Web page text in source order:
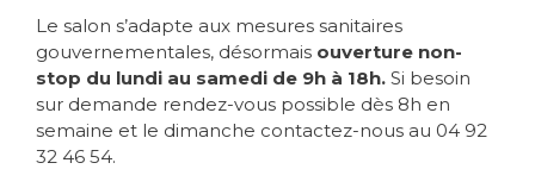
Le salon s’adapte aux mesures sanitaires
gouvernementales, désormais ouverture non-
stop du lundi au samedi de 9h à 18h. Si besoin
sur demande rendez-vous possible dès 8h en
semaine et le dimanche contactez-nous au 04 92
32 46 54.